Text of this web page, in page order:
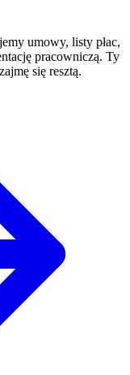
umowy, listy płac,
pracowniczą. Ty
się resztą.